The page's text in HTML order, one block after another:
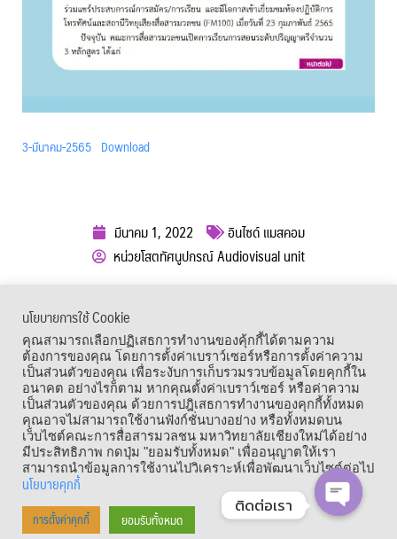
3-มีนาคม-2565 Download
มีนาคม 1, 2022
อินไซด์ แมสคอม
หน่วยโสตทัศนูปกรณ์ Audiovisual unit
เมนูลัด
Copyright © 1964 – 2021 Faculty of Mass Communication, Chiang Mai
นโยบายการใช้ Cookie
คุณสามารถเลือกปฏิเสธการทำงานของคุ้กกี้ได้ตามความ
ต้องการของคุณ โดยการตั้งค่าเบราว์เซอร์หรือการตั้งค่าความ
เป็นส่วนตัวของคุณ เพื่อระงับการเก็บรวมรวบข้อมูลโดยคุกกี้ใน
อนาคต อย่างไรก็ตาม หากคุณตั้งค่าเบราว์เซอร์ หรือค่าความ
เป็นส่วนตัวของคุณ ด้วยการปฎิเสธการทำงานของคุกกี้ทั้งหมด
คุณอาจไม่สามารถใช้งานฟังก์ชั่นบางอย่าง หรือทั้งหมดบน
เว็บไซต์คณะการสื่อสารมวลชน มหาวิทยาลัยเชียงใหม่ได้อย่าง
มีประสิทธิภาพ กดปุ่ม "ยอมรับทั้งหมด" เพื่ออนุญาตให้เรา
สามารถนำข้อมูลการใช้งานไปวิเคราะห์เพื่อพัฒนาเว็บไซต์ต่อไป
นโยบายคุกกี้
การตั้งค่าคุกกี้ ยอมรับทั้งหมด
ติดต่อเรา
OPEN